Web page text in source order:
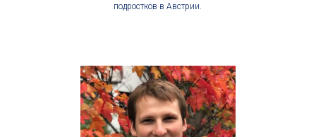
подростков в Австрии.